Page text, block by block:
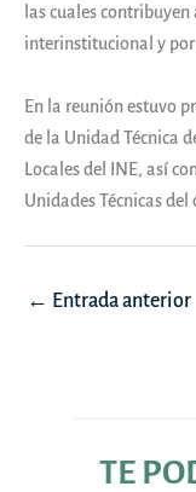
las cuales
interinstitucional y
En la reunión estuvo
de la Unidad Técnica
Locales del INE, así
Unidades Técnicas
Navegación
← Entrada anterior
TE